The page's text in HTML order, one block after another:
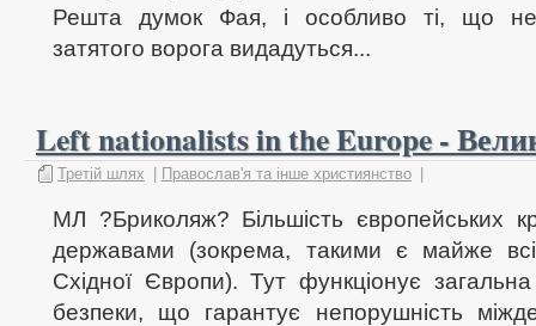
Решта думок Фая, і особливо ті, що не
затятого ворога видадуться...
Left nationalists in the Europe -
Третій шлях Православ'я та інше християнство
МЛ ?Бриколяж? Бiльшiсть європейських
державами (зокрема, такими є майже
Схiдної Європи). Тут функціонує
безпеки, що гарантує непорушнiсть